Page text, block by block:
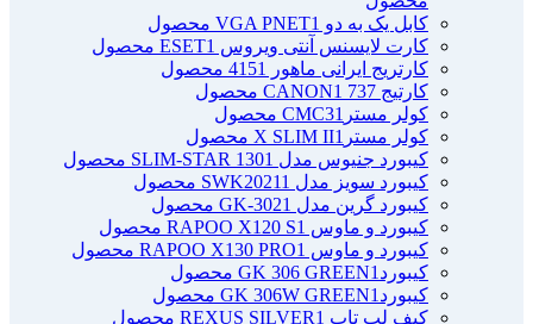
کابل یک به دو VGA PNET 1 محصول
کارت لایسنس آنتی ویروس ESET 1 محصول
کارتریج ایرانی ماهور 415
1 محصول
کارتیج 737 CANON
1 محصول
کولر مسترCMC3 1 محصول
کولر مسترX SLIM II 1 محصول
کیبورد جنیوس مدل SLIM-STAR 130 1 محصول
کیبورد سویز مدل SWK2021 1 محصول
کیبورد گرین مدل GK-302 1 محصول
کیبورد و ماوس RAPOO X120 S 1 محصول
کیبورد و ماوس RAPOO X130 PRO 1 محصول
کیبوردGK 306 GREEN 1 محصول
کیبوردGK 306W GREEN 1 محصول
کیف لپ تاپ REXUS SILVER 1 محصول